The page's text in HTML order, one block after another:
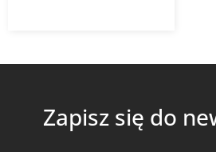
Zapisz się do